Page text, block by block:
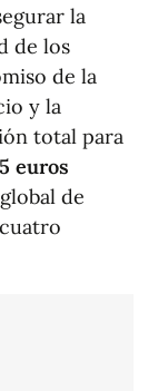
la
de los
de la
y la
total para
euros
de